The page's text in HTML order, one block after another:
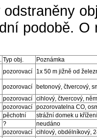
podobě.
Typ obj.
Poznámka
pozorovací 1x 50 m jižně od
pozorovací
betonový, čtvercový,
pozorovací cihlový, čtvercový,
pozorovací pozorovatelna CO,
pěchotní
strážní domek u
?
neudáno
pozorovací cihlový, obdélníkový,